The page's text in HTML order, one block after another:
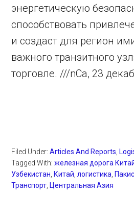
энергетическую
способствовать
и создаст для регион
важного транзитного
торговле. ///nCa, 23
Filed Under:Articles And Reports
Tagged With:железная дорога
Узбекистан Китай ,логистика
Транспорт Центральная Азия